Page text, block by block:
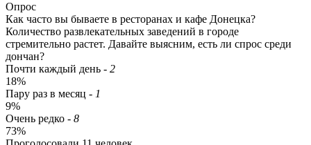
Опрос
Как часто вы бываете в ресторанах и кафе Донецка?
Количество развлекательных заведений в городе
стремительно растет. Давайте выясним, есть ли спрос среди
дончан?
Почти каждый день - 2
18%
Пару раз в месяц - 1
9%
Очень редко - 8
73%